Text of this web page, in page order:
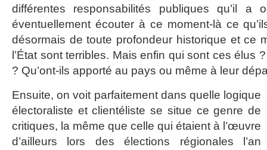
différentes responsabilités publiques qu’il a
éventuellement écouter à ce moment-là ce
désormais de toute profondeur historique et ce
l’État sont terribles. Mais enfin qui sont ces élus
? Qu’ont-ils apporté au pays ou même à leur
Ensuite, on voit parfaitement dans quelle logique
électoraliste et clientéliste se situe ce genre de
critiques, la même que celle qui étaient à l’œuvre
d’ailleurs lors des élections régionales l’an